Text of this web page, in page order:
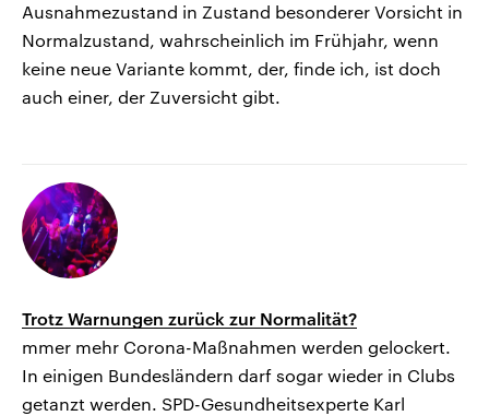
Ausnahmezustand in Zustand besonderer Vorsicht in
Normalzustand, wahrscheinlich im Frühjahr, wenn
keine neue Variante kommt, der, finde ich, ist doch
auch einer, der Zuversicht gibt.
Trotz Warnungen zurück zur Normalität?
mmer mehr Corona-Maßnahmen werden gelockert.
In einigen Bundesländern darf sogar wieder in Clubs
getanzt werden. SPD-Gesundheitsexperte Karl